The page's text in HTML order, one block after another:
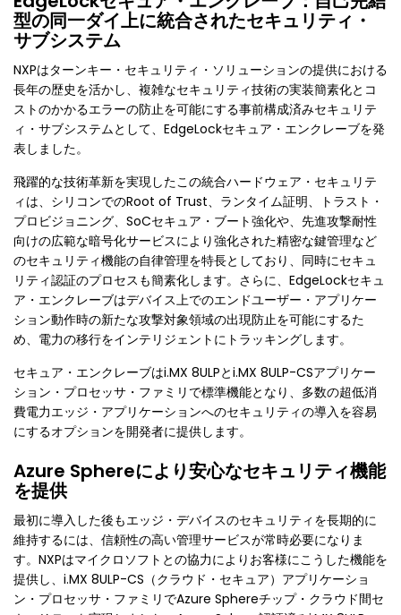
型の同一ダイ上に統合されたセキュリティ・
サブシステム
NXPはターンキー・セキュリティ・ソリューションの提供における
長年の歴史を活かし、複雑なセキュリティ技術の実装簡素化とコ
ストのかかるエラーの防止を可能にする事前構成済みセキュリテ
ィ・サブシステムとして、EdgeLockセキュア・エンクレーブを発
表しました。
飛躍的な技術革新を実現したこの統合ハードウェア・セキュリテ
ィは、シリコンでのRoot of Trust、ランタイム証明、トラスト・
プロビジョニング、SoCセキュア・ブート強化や、先進攻撃耐性
向けの広範な暗号化サービスにより強化された精密な鍵管理など
のセキュリティ機能の自律管理を特長としており、同時にセキュ
リティ認証のプロセスも簡素化します。さらに、EdgeLockセキュ
ア・エンクレーブはデバイス上でのエンドユーザー・アプリケー
ション動作時の新たな攻撃対象領域の出現防止を可能にするた
め、電力の移行をインテリジェントにトラッキングします。
セキュア・エンクレーブはi.MX 8ULPとi.MX 8ULP-CSアプリケー
ション・プロセッサ・ファミリで標準機能となり、多数の超低消
費電力エッジ・アプリケーションへのセキュリティの導入を容易
にするオプションを開発者に提供します。
Azure Sphereにより安心なセキュリティ機能
を提供
最初に導入した後もエッジ・デバイスのセキュリティを長期的に
維持するには、信頼性の高い管理サービスが常時必要になりま
す。NXPはマイクロソフトとの協力によりお客様にこうした機能を
提供し、i.MX 8ULP-CS（クラウド・セキュア）アプリケーショ
ン・プロセッサ・ファミリでAzure Sphereチップ・クラウド間セ